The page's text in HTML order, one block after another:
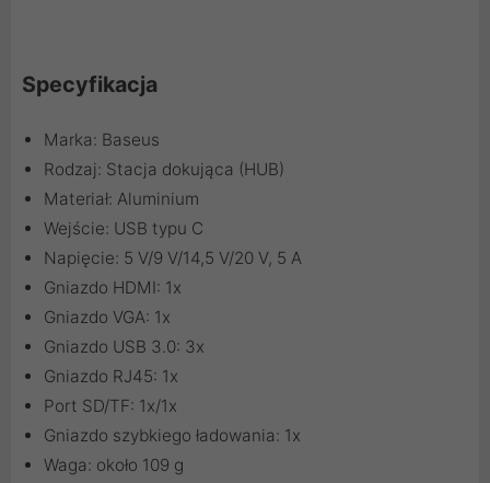
Specyfikacja
Marka: Baseus
Rodzaj: Stacja dokująca (HUB)
Materiał: Aluminium
Wejście: USB typu C
Napięcie: 5 V/9 V/14,5 V/20 V, 5 A
Gniazdo HDMI: 1x
Gniazdo VGA: 1x
Gniazdo USB 3.0: 3x
Gniazdo RJ45: 1x
Port SD/TF: 1x/1x
Gniazdo szybkiego ładowania: 1x
Waga: około 109 g